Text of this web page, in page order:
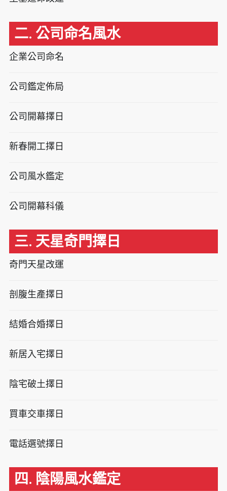
二. 公司命名風水
企業公司命名
公司鑑定佈局
公司開幕擇日
新春開工擇日
公司風水鑑定
公司開幕科儀
三. 天星奇門擇日
奇門天星改運
剖腹生產擇日
結婚合婚擇日
新居入宅擇日
陰宅破土擇日
買車交車擇日
電話選號擇日
四. 陰陽風水鑑定